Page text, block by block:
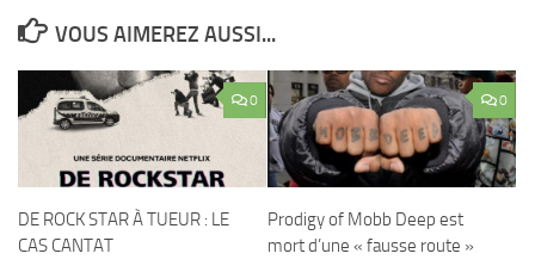
VOUS AIMEREZ AUSSI...
0
DE ROCK STAR À TUEUR : LE
CAS CANTAT
0
Prodigy of Mobb Deep est
mort d’une « fausse route »